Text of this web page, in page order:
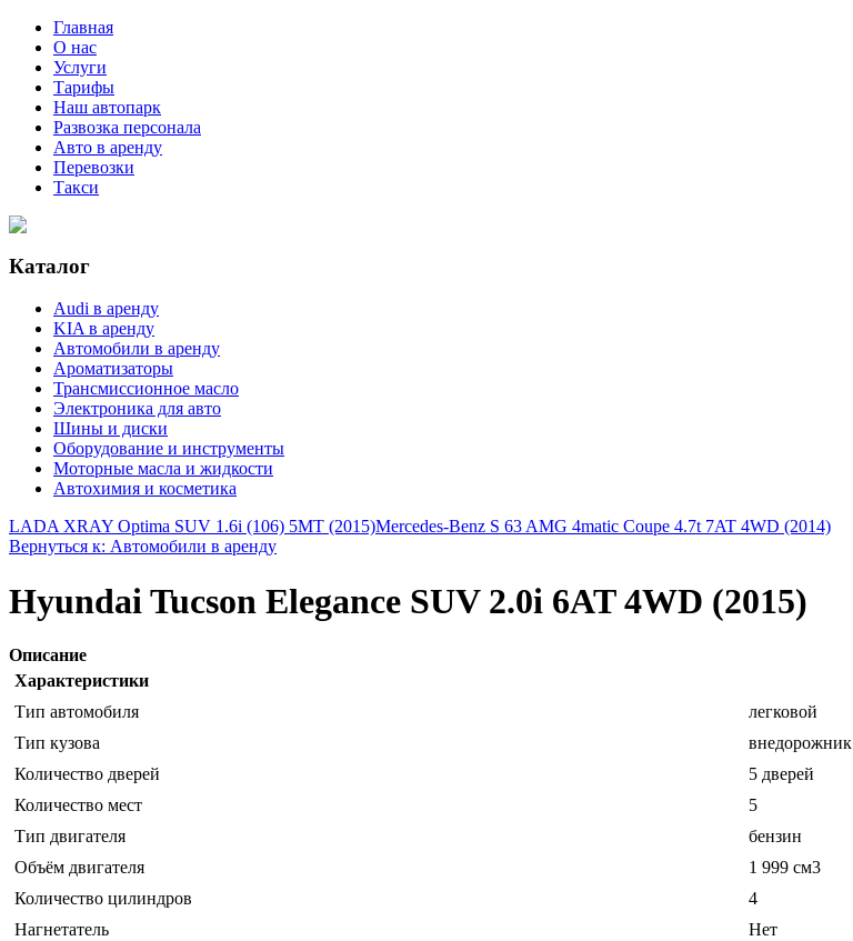
Главная
О нас
Услуги
Тарифы
Наш автопарк
Развозка персонала
Авто в аренду
Перевозки
Такси
Каталог
Audi в аренду
KIA в аренду
Автомобили в аренду
Ароматизаторы
Трансмиссионное масло
Электроника для авто
Шины и диски
Оборудование и инструменты
Моторные масла и жидкости
Автохимия и косметика
LADA XRAY Optima SUV 1.6i (106) 5MT (2015)Mercedes-Benz S 63 AMG 4matic Coupe 4.7t 7AT 4WD (2014)
Вернуться к: Автомобили в аренду
Hyundai Tucson Elegance SUV 2.0i 6AT 4WD (2015)
Описание
Характеристики
Тип автомобиля
легковой
Тип кузова
внедорожник
Количество дверей
5 дверей
Количество мест
5
Тип двигателя
бензин
Объём двигателя
1 999 см3
Количество цилиндров
4
Нагнетатель
Нет